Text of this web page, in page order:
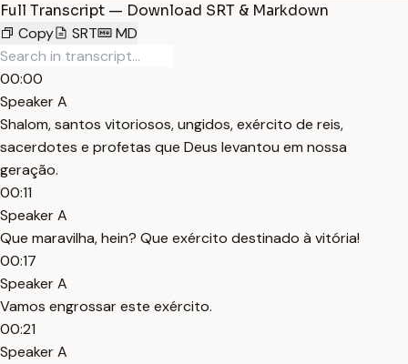
Full Transcript — Download SRT & Markdown
Copy
SRT MD
00:00
Speaker A
Shalom, santos vitoriosos, ungidos, exército de reis,
sacerdotes e profetas que Deus levantou em nossa
geração.
00:11
Speaker A
Que maravilha, hein? Que exército destinado à vitória!
00:17
Speaker A
Vamos engrossar este exército.
00:21
Speaker A